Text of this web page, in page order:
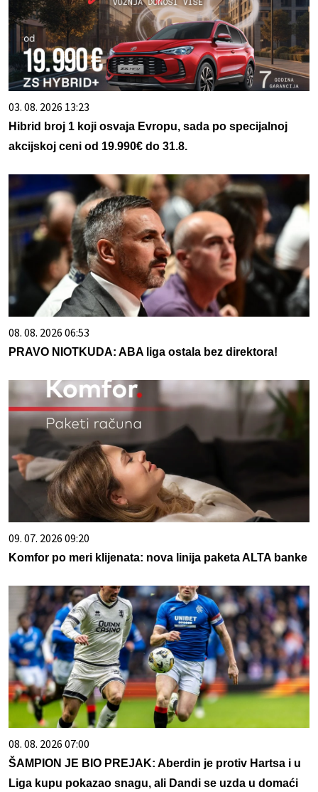
03. 08. 2026 13:23
Hibrid broj 1 koji osvaja Evropu, sada po specijalnoj
akcijskoj ceni od 19.990€ do 31.8.
08. 08. 2026 06:53
PRAVO NIOTKUDA: ABA liga ostala bez direktora!
09. 07. 2026 09:20
Komfor po meri klijenata: nova linija paketa ALTA banke
08. 08. 2026 07:00
ŠAMPION JE BIO PREJAK: Aberdin je protiv Hartsa i u
Liga kupu pokazao snagu, ali Dandi se uzda u domaći